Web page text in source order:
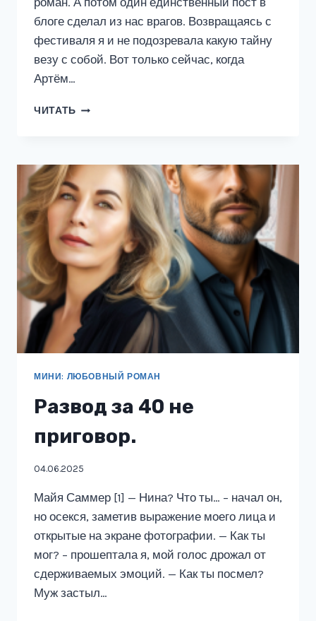
блоге сделал из нас врагов. Возвращаясь с
фестиваля я и не подозревала какую тайну
везу с собой. Вот только сейчас, когда
Артём…
ЧИТАТЬ РЕЦЕПТ
МИНИ: ЛЮБОВНЫЙ РОМАН
Развод за 40 не
приговор.
04.06.2025
Майя Саммер [1] — Нина? Что ты… – начал он,
но осекся, заметив выражение моего лица и
открытые на экране фотографии. — Как ты
мог? – прошептала я, мой голос дрожал от
сдерживаемых эмоций. — Как ты посмел?
Муж застыл…